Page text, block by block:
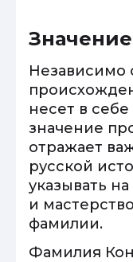
Независимо
несет в
значение
отражает
русской
указывать
и
фамилии.
Фамилия